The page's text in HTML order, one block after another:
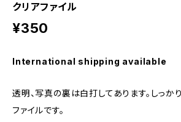
クリアファイル
¥350
International shipping available
透明、写真の裏は白打してあります。しっか
ファイルです。